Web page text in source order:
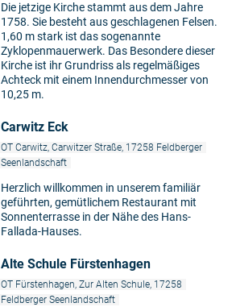
Die jetzige Kirche stammt aus dem Jahre
1758. Sie besteht aus geschlagenen Felsen.
1,60 m stark ist das sogenannte
Zyklopenmauerwerk. Das Besondere dieser
Kirche ist ihr Grundriss als regelmäßiges
Achteck mit einem Innendurchmesser von
10,25 m.
Carwitz Eck
OT Carwitz, Carwitzer Straße, 17258 Feldberger
Seenlandschaft
Herzlich willkommen in unserem familiär
geführten, gemütlichem Restaurant mit
Sonnenterrasse in der Nähe des Hans-
Fallada-Hauses.
Alte Schule Fürstenhagen
OT Fürstenhagen, Zur Alten Schule, 17258
Feldberger Seenlandschaft